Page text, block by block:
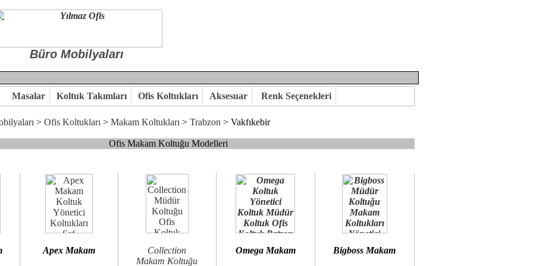
Büro Mobilyaları
kaliteye önem veriyorsanız,makam koltuk modellerimizi incelemenizi öneririz.
goldsit ve modern makam koltukları hayal ettiğiniz özgün ofis ortamına kavuşabilirsiniz.
birlikte karar verelim.
Büro Mobilya
Masalar Koltuk Takımları Ofis Koltukları Aksesuar Renk Seçenekleri
> Ofis Koltukları > Makam Koltukları > Trabzon > Vakfıkebir
Ofis Makam Koltuğu Modelleri
Apex Makam
Collection
Makam Koltuğu
Omega Makam Bigboss Makam